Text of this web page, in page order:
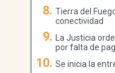
Tierra del
conectividad
La Justicia
por falta de
Se inicia la